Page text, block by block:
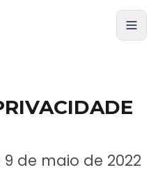
de maio de 2022